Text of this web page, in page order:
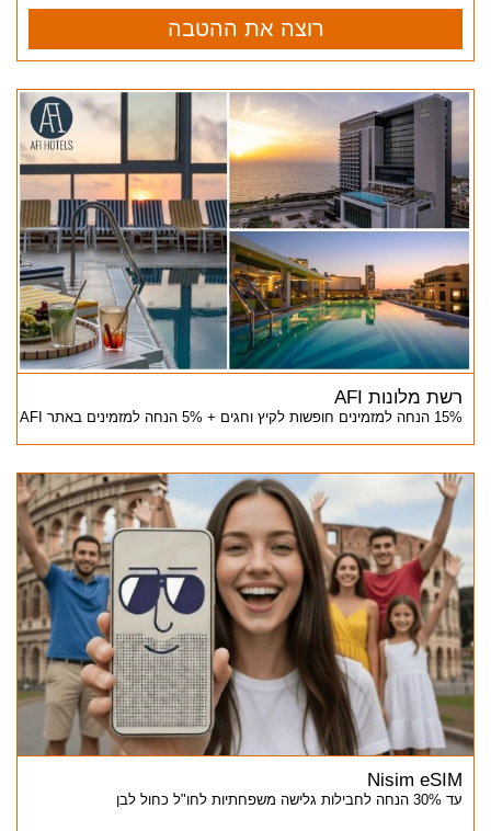
רוצה את ההטבה
רשת מלונות AFI
15% הנחה למזמינים חופשות לקיץ וחגים + 5% הנחה למזמינים באתר AFI
Nisim eSIM
עד 30% הנחה לחבילות גלישה משפחתיות לחו"ל כחול לבן